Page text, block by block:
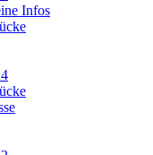
Infos